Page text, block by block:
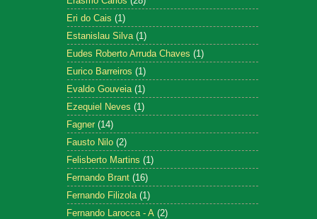
Eri do Cais (1)
Estanislau Silva (1)
Eudes Roberto Arruda Chaves (1)
Eurico Barreiros (1)
Evaldo Gouveia (1)
Ezequiel Neves (1)
Fagner (14)
Fausto Nilo (2)
Felisberto Martins (1)
Fernando Brant (16)
Fernando Filizola (1)
Fernando Larocca - A (2)